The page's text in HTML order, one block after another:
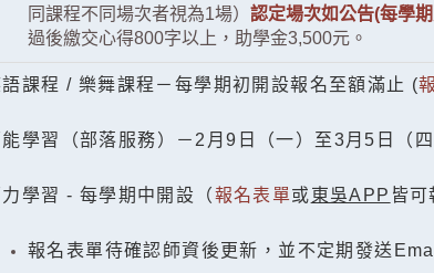
同課程不同場次者視為1場） 認定場次如公告(每學
過後繳交心得800字以上，助學金3,500元。
課程 / 樂舞課程－每學期初開設報名至額滿止 (
學習（部落服務）－2月9日（一）至3月5日（
學習 - 每學期中開設（報名表單或東吳APP 皆可
報名表單待確認師資後更新，並不定期發送